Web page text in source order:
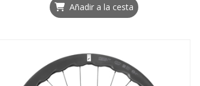
Añadir a la cesta